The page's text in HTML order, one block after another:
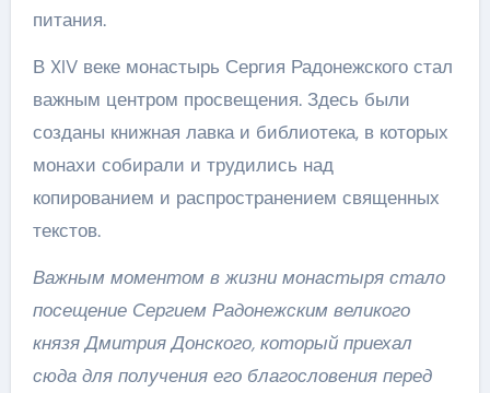
питания.
В XIV веке монастырь Сергия Радонежского стал
важным центром просвещения. Здесь были
созданы книжная лавка и библиотека, в которых
монахи собирали и трудились над
копированием и распространением священных
текстов.
Важным моментом в жизни монастыря стало
посещение Сергием Радонежским великого
князя Дмитрия Донского, который приехал
сюда для получения его благословения перед